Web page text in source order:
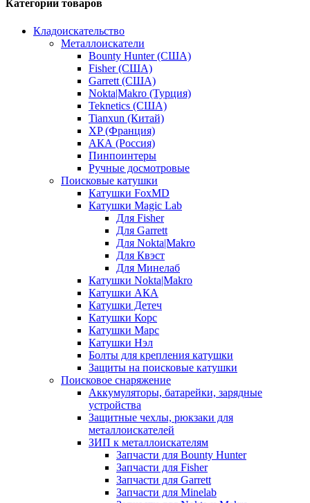
Категории товаров
Кладоискательство
Металлоискатели
Bounty Hunter (США)
Fisher (США)
Garrett (США)
Nokta|Makro (Турция)
Teknetics (США)
Tianxun (Китай)
XP (Франция)
АКА (Россия)
Пинпоинтеры
Ручные досмотровые
Поисковые катушки
Катушки FoxMD
Катушки Magic Lab
Для Fisher
Для Garrett
Для Nokta|Makro
Для Квэст
Для Минелаб
Катушки Nokta|Makro
Катушки АКА
Катушки Детеч
Катушки Корс
Катушки Марс
Катушки Нэл
Болты для крепления катушки
Защиты на поисковые катушки
Поисковое снаряжение
Аккумуляторы, батарейки, зарядные
устройства
Защитные чехлы, рюкзаки для
металлоискателей
ЗИП к металлоискателям
Запчасти для Bounty Hunter
Запчасти для Fisher
Запчасти для Garrett
Запчасти для Minelab